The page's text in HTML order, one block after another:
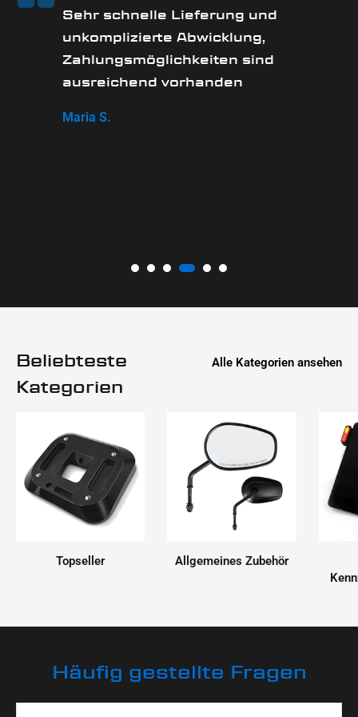
Sehr schnelle Lieferung und
unkomplizierte Abwicklung,
Zahlungsmöglichkeiten sind
ausreichend vorhanden
Maria S.
Beliebteste
Kategorien
Alle Kategorien ansehen
Topseller
Allgemeines Zubehör
Häufig gestellte Fragen